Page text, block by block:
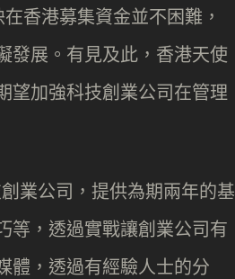
香港募集資金並不困難，
發展。有見及此，香港天使
望加強科技創業公司在管理
業公司，提供為期兩年的基
等，透過實戰讓創業公司有
體，透過有經驗人士的分